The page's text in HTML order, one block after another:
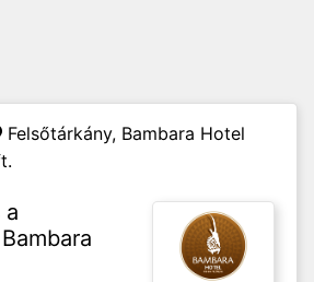
Felsőtárkány, Bambara Hotel
a